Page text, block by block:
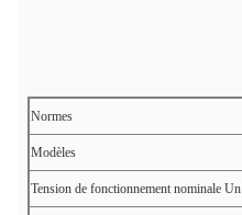
Normes
Modèles
Tension de fonctionnement nominale Un